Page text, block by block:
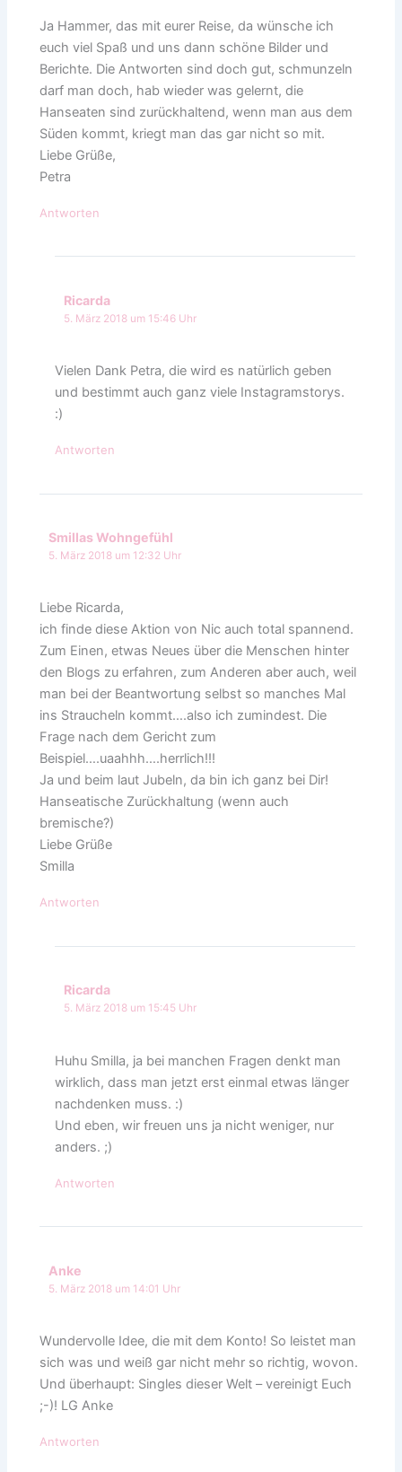
Ja Hammer, das mit eurer Reise, da wünsche ich
euch viel Spaß und uns dann schöne Bilder und
Berichte. Die Antworten sind doch gut, schmunzeln
darf man doch, hab wieder was gelernt, die
Hanseaten sind zurückhaltend, wenn man aus dem
Süden kommt, kriegt man das gar nicht so mit.
Liebe Grüße,
Petra
Antworten
Ricarda
5. März 2018 um 15:46 Uhr
Vielen Dank Petra, die wird es natürlich geben
und bestimmt auch ganz viele Instagramstorys.
:)
Antworten
Smillas Wohngefühl
5. März 2018 um 12:32 Uhr
Liebe Ricarda,
ich finde diese Aktion von Nic auch total spannend.
Zum Einen, etwas Neues über die Menschen hinter
den Blogs zu erfahren, zum Anderen aber auch, weil
man bei der Beantwortung selbst so manches Mal
ins Straucheln kommt….also ich zumindest. Die
Frage nach dem Gericht zum
Beispiel….uaahhh….herrlich!!!
Ja und beim laut Jubeln, da bin ich ganz bei Dir!
Hanseatische Zurückhaltung (wenn auch
bremische?)
Liebe Grüße
Smilla
Antworten
Ricarda
5. März 2018 um 15:45 Uhr
Huhu Smilla, ja bei manchen Fragen denkt man
wirklich, dass man jetzt erst einmal etwas länger
nachdenken muss. :)
Und eben, wir freuen uns ja nicht weniger, nur
anders. ;)
Antworten
Anke
5. März 2018 um 14:01 Uhr
Wundervolle Idee, die mit dem Konto! So leistet man
sich was und weiß gar nicht mehr so richtig, wovon.
Und überhaupt: Singles dieser Welt – vereinigt Euch
;-)! LG Anke
Antworten